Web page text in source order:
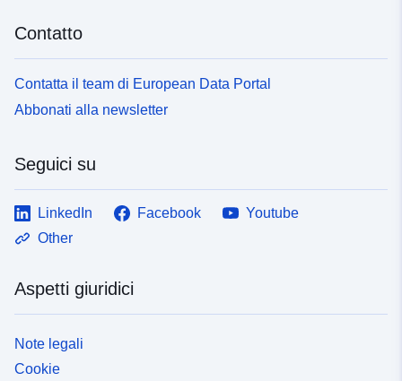
Contatto
Contatta il team di European Data Portal
Abbonati alla newsletter
Seguici su
LinkedIn Facebook
Youtube
Other
Aspetti giuridici
Note legali
Cookie